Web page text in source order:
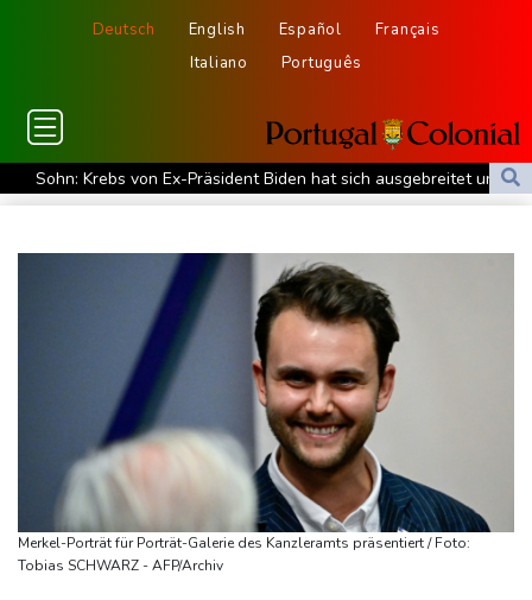
Deutsch English Español
Français
Italiano
Português
Sohn: Krebs von Ex-Präsident Biden hat sich ausgebreitet und
Metastasen gebildet
Trauerflor und Schweigeminute: Inter Miami trauert mit Messi
WTA: Sabalenka scheitert überraschend in Toronto
Zwei Bombenanschläge in Kolumbien an erstem Tag im Amt des
neuen Präsidenten Espriella
Busemann: Kein EM-Titel für Neugebauer wäre "eine
Enttäuschung"
Becker: Wer mehr will als Klassenerhalt hat "Fehler im Kopf"
Sohn: Krebs von Ex-Präsident Joe Biden hat sich ausgebreitet
und Metastasen gebildet
Merkel-Porträt für Porträt-Galerie des Kanzleramts präsentiert / Foto:
Tobias SCHWARZ - AFP/Archiv